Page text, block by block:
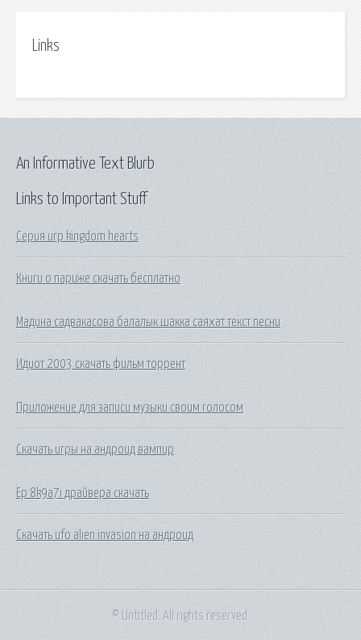
Links
Links to Important Stuff
Серия игр kingdom hearts
Книги о париже скачать бесплатно
Мадина садвакасова балалык шакка саяхат текст песни
Идиот 2003 скачать фильм торрент
Приложение для записи музыки своим голосом
Скачать игры на андроид вампир
Ep 8k9a7i драйвера скачать
Скачать ufo alien invasion на андроид
An Informative Text Blurb
© Untitled. All rights reserved.